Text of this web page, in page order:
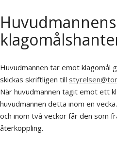
Huvudmannens
Huvudmannen tar emot klagomål
skickas skriftligen till
När huvudmannen tagit emot ett
huvudmannen detta inom en
och inom två veckor får den som
återkoppling.